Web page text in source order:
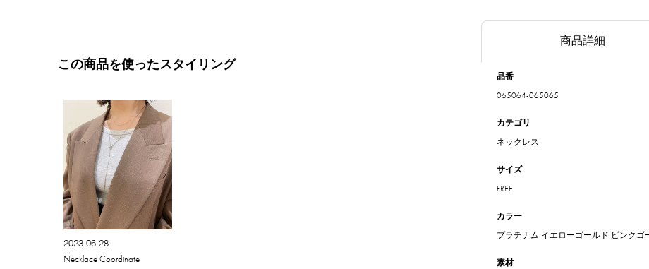
この商品を使ったスタイリング
2023.06.28
Necklace Coordinate
商品詳細
品番
065064-065065
カテゴリ
ネックレス
サイズ
FREE
カラー
プラチナム イエローゴールド ピンクゴ
素材